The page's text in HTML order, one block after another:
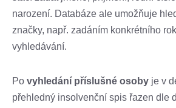
narození. Databáze ale umožňuje
značky, např. zadáním konkrétního
vyhledávání.
Po vyhledání příslušné osoby je v
přehledný insolvenční spis řazen dle